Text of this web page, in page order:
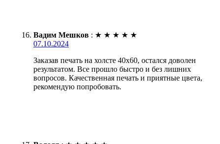
Вадим Мешков : ★ ★ ★ ★ ★
07.10.2024
Заказав печать на холсте 40х60, остался доволен
результатом. Все прошло быстро и без лишних
вопросов. Качественная печать и приятные цвета,
рекомендую попробовать.